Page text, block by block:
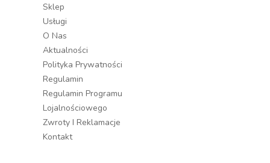
Sklep
Usługi
O Nas
Aktualności
Polityka Prywatności
Regulamin
Regulamin Programu
Lojalnościowego
Zwroty I Reklamacje
Kontakt